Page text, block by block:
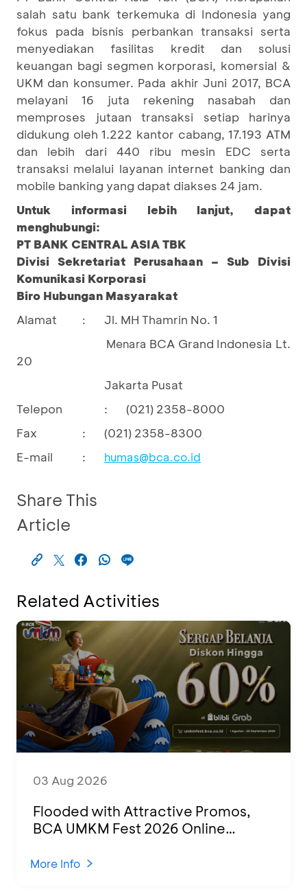
salah satu bank terkemuka di Indonesia yang
fokus pada bisnis perbankan transaksi serta
menyediakan fasilitas kredit dan solusi
keuangan bagi segmen korporasi, komersial &
UKM dan konsumer. Pada akhir Juni 2017, BCA
melayani 16 juta rekening nasabah dan
memproses jutaan transaksi setiap harinya
didukung oleh 1.222 kantor cabang, 17.193 ATM
dan lebih dari 440 ribu mesin EDC serta
transaksi melalui layanan internet banking dan
mobile banking yang dapat diakses 24 jam.
Untuk informasi lebih lanjut, dapat
menghubungi:
PT BANK CENTRAL ASIA TBK
Divisi Sekretariat Perusahaan – Sub Divisi
Komunikasi Korporasi
Biro Hubungan Masyarakat
Alamat
: Jl. MH Thamrin No. 1
Menara BCA Grand Indonesia Lt.
20
Jakarta Pusat
Telepon
:
(021) 2358-8000
Fax
:
(021) 2358-8300
E-mail
: humas@bca.co.id
Share This
Article
Related Activities
03 Aug 2026
Flooded with Attractive Promos,
BCA UMKM Fest 2026 Online
Various Regions
More Info